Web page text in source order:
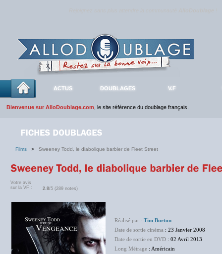
ACTUS DOUBLAGES V.F
Bienvenue sur AlloDoublage.com , le site référence du doublage français.
Films > Sweeney Todd, le diabolique barbier de Fleet Street
Votre avis
sur la VF :
2.8/5 (289 notes)
Réalisé par : Tim Burton
Date de sortie cinéma : 23 Janvier 2008
Date de sortie en DVD : 02 Avril 2013
Long Métrage : Américain